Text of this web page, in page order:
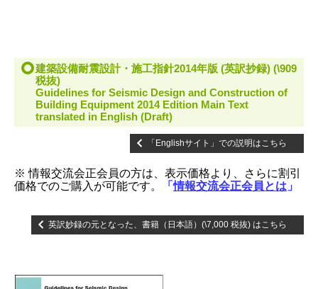
建築設備耐震設計・施工指針2014年版 (英訳抄録) (\909
税抜)
Guidelines for Seismic Design and Construction of
Building Equipment 2014 Edition Main Text
translated in English (Draft)
「Englishサイト」での説明はこちら
※ 情報交流会正会員の方は、表示価格より、さらに割引
価格でのご購入が可能です。
「情報交流会正会員とは 」
英訳妙録の元となった、書籍（日本語）(\7,000 税抜) はこちら